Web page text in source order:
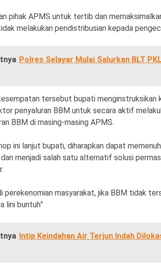
pihak APMS untuk tertib dan
melakukan pendistribusian kepada
Polres Selayar Mulai Salurkan BLT
tersebut bupati menginstruksikan
penyaluran BBM untuk secara aktif
BBM di masing-masing APMS.
ini lanjut bupati, diharapkan dapat
menjadi salah satu alternatif solusi
perekenomian masyarakat, jika BBM tidak
lini buntuh”
Intip Keindahan Air Terjun Indah